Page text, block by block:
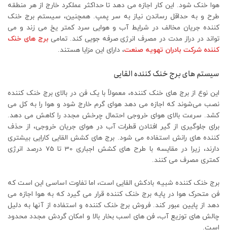
هوا خنک شود. این کار اجازه می دهد تا حداکثر عملکرد خارج از هر منطقه
طرح و به حداقل رساندن نیاز به سر پمپ. همچنین، سیستم برج خنک
کننده جریان مخالف در شرایط آب و هوایی سرد کمتر یخ می زند و می
تواند در دراز مدت در مصرف انرژی صرفه جویی کند. تمامی برج های خنک
کننده شرکت بادران تهویه صنعت، دارای این مزایا هستند.
سیستم های برج خنک کننده القایی
این نوع از برج های خنک کننده، معمولاً با یک فن در بالای برج خنک‌ کننده
نصب می‌شوند که اجازه می ‌دهد هوای گرم خارج شود و هوا را به کل می
‌کشد. سرعت بالای هوای خروجی احتمال چرخش مجدد را کاهش می دهد.
برای جلوگیری از گیر افتادن قطرات آب در هوای جریان خروجی، از حذف
کننده های رانش استفاده می شود. برج های کشش القایی کارایی بیشتری
دارند، زیرا در مقایسه با طرح های کشش اجباری 30 تا 75 درصد انرژی
کمتری مصرف می کنند.
برج خنک کننده شبیه بادکش القایی است، اما تفاوت اساسی این است که
فن متحرک هوا در پایه برج خنک کننده قرار می گیرد که به هوا اجازه می
دهد از پایین عبور کند. فروش برج خنک کننده و استفاده از آنها به دلیل
چالش های توزیع آب، فن های اسب بخار بالا و امکان گردش مجدد محدود
است.